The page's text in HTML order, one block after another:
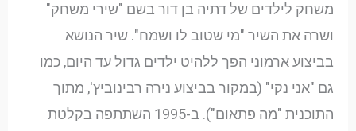
משחק לילדים של דתיה בן דור בשם "שירי משחק"
ושרה את השיר "מי שטוב לו ושמח". שיר הנושא
בביצוע ארמוני הפך ללהיט ילדים גדול עד היום, כמו
גם "אני נקי" (במקור בביצוע נירה רבינוביץ', מתוך
התוכנית "מה פתאום"). ב-1995 השתתפה בקלטת